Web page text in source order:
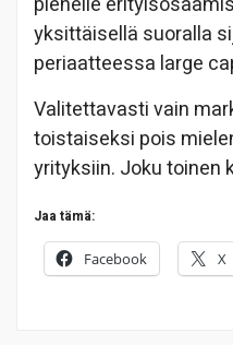
yksittäisellä suoralla
periaatteessa large
Valitettavasti vain
toistaiseksi pois
yrityksiin. Joku toinen
Jaa tämä:
Facebook X